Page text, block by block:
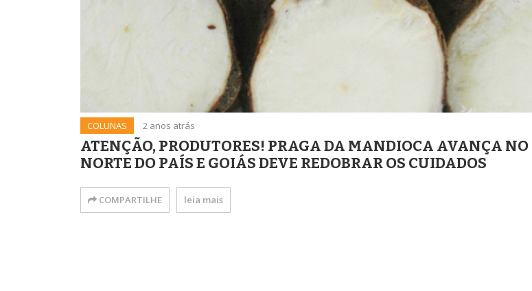
COLUNAS 2 anos atrás
ATENÇÃO, PRODUTORES! PRAGA DA MANDIOCA AVANÇA NO
NORTE DO PAÍS E GOIÁS DEVE REDOBRAR OS CUIDADOS
COMPARTILHE leia mais